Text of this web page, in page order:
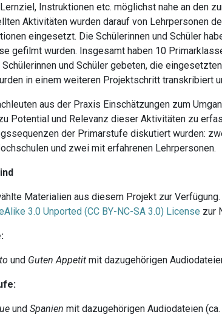
Instruktionen etc. möglichst nahe an den
Aktivitäten wurden darauf von Lehrpersonen
eingesetzt. Die Schülerinnen und Schüler
gefilmt wurden. Insgesamt haben 10
und Schüler gebeten, die
in einem weiteren Projektschritt transkribiert
aus der Praxis Einschätzungen zum
Potential und Relevanz dieser Aktivitäten zu
der Primarstufe diskutiert wurden:
und zwei mit erfahrenen Lehrpersonen.
Materialien aus diesem Projekt zur
3.0 Unported (CC BY-NC-SA 3.0) License zur
und Guten Appetit mit dazugehörigen
undSpanienmit dazugehörigen Audiodateien